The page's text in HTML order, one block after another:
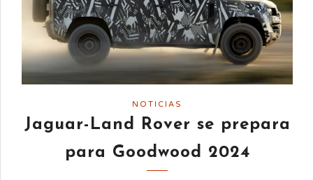
NOTICIAS
Jaguar-Land Rover se prepara
para Goodwood 2024